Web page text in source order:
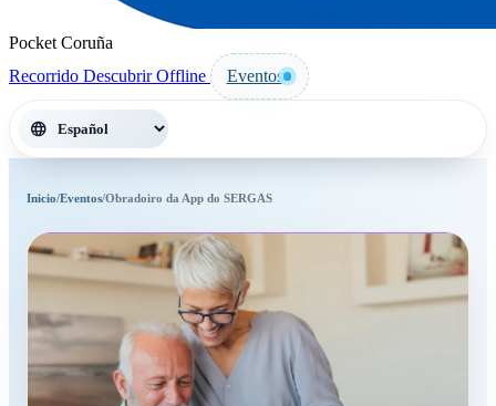
Pocket Coruña
Recorrido DescubrirOffline Eventos
language
Inicio/Eventos/Obradoiro da App do SERGAS